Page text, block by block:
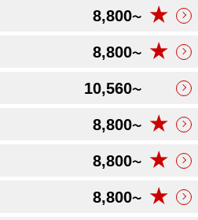
8,800〜 ★
8,800〜 ★
10,560〜
8,800〜 ★
8,800〜 ★
8,800〜 ★